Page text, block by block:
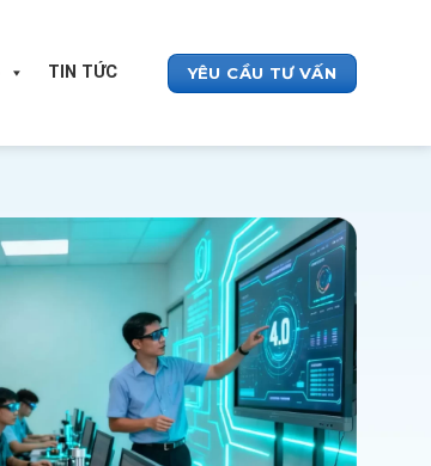
TIN TỨC YÊU CẦU TƯ VẤN